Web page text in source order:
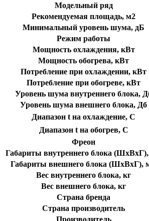
Модельный ряд
Рекомендуемая площадь, м2
Минимальный уровень шума, дБ
Режим работы
Мощность охлаждения, кВт
Мощность обогрева, кВт
Потребление при охлаждении, кВт
Потребление при обогреве, кВт
Уровень шума внутреннего блока,
Уровень шума внешнего блока, Дб
Диапазон t на охлаждение, C
Диапазон t на обогрев, C
Фреон
Габариты внутреннего блока
Габариты внешнего блока (ШхВхГ),
Вес внутреннего блока, кг
Вес внешнего блока, кг
Страна бренда
Страна производитель
Производитель